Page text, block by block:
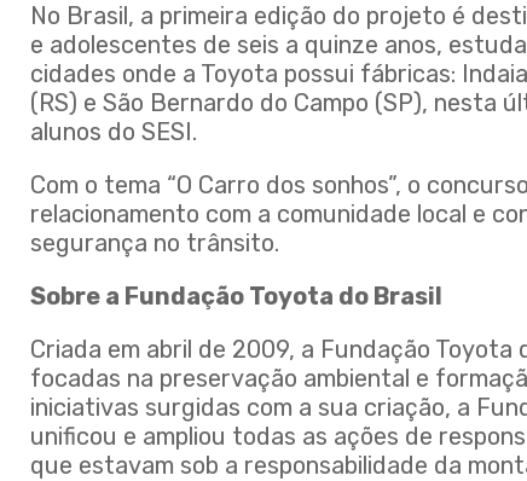
No Brasil, a primeira edição do projeto é
e adolescentes de seis a quinze anos,
cidades onde a Toyota possui fábricas:
(RS) e São Bernardo do Campo (SP), nesta
alunos do SESI.
Com o tema “O Carro dos sonhos”, o
relacionamento com a comunidade local e
segurança no trânsito.
Sobre a Fundação Toyota do Brasil
Criada em abril de 2009, a Fundação
focadas na preservação ambiental e
iniciativas surgidas com a sua criação, a
unificou e ampliou todas as ações de
que estavam sob a responsabilidade da